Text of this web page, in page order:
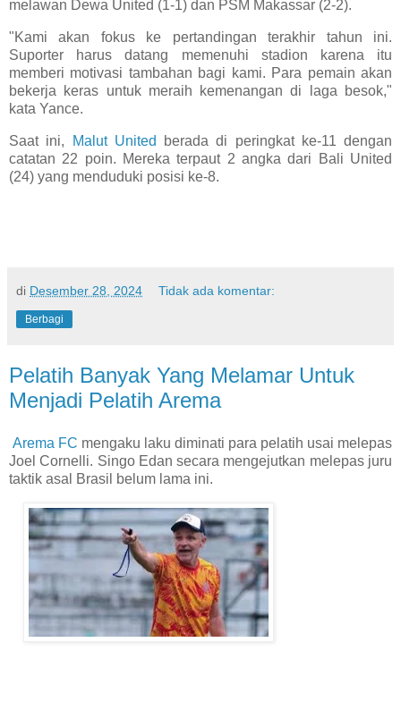
melawan Dewa United (1-1) dan PSM Makassar (2-2).
"Kami akan fokus ke pertandingan terakhir tahun ini.
Suporter harus datang memenuhi stadion karena itu
memberi motivasi tambahan bagi kami. Para pemain akan
bekerja keras untuk meraih kemenangan di laga besok,"
kata Yance.
Saat ini, Malut United
berada di peringkat ke-11 dengan
catatan 22 poin. Mereka terpaut 2 angka dari Bali United
(24) yang menduduki posisi ke-8.
di Desember 28, 2024 Tidak ada komentar:
Berbagi
Pelatih Banyak Yang Melamar Untuk
Menjadi Pelatih Arema
Arema FC mengaku laku diminati para pelatih usai melepas
Joel Cornelli. Singo Edan secara mengejutkan melepas juru
taktik asal Brasil belum lama ini.